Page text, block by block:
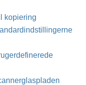
kopiering